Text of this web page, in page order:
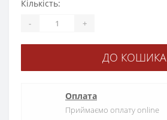
Кількість:
- +
ДО КОШИКА
Оплата
Приймаємо оплату online